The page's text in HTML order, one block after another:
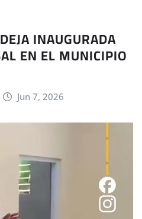
INAUGURADA
EN EL MUNICIPIO
Jun 7, 2026